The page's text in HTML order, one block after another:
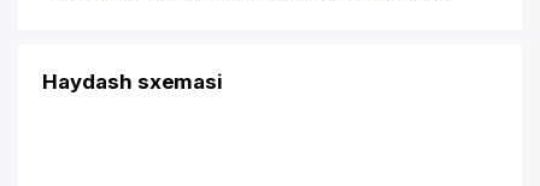
Haydash sxemasi